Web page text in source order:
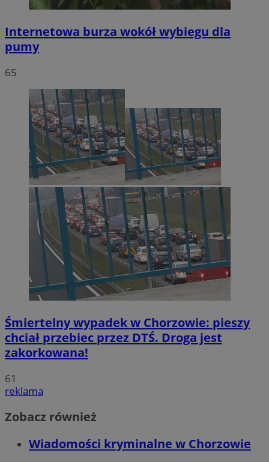
Internetowa burza wokół wybiegu dla
pumy
65
Śmiertelny wypadek w Chorzowie: pieszy
chciał przebiec przez DTŚ. Droga jest
zakorkowana!
61
reklama
Zobacz również
Wiadomości kryminalne w Chorzowie